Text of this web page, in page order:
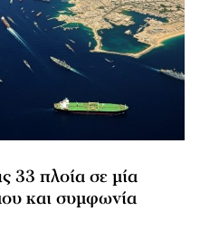
33 πλοία σε μία
και συμφωνία